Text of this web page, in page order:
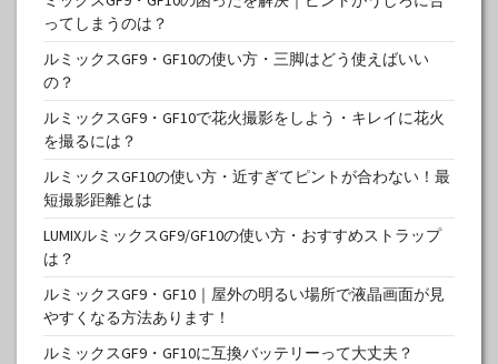
ってしまうのは？
ルミックスGF9・GF10の使い方・三脚はどう使えばいい
の？
ルミックスGF9・GF10で花火撮影をしよう・キレイに花火
を撮るには？
ルミックスGF10の使い方・近すぎてピントが合わない！最
短撮影距離とは
LUMIXルミックスGF9/GF10の使い方・おすすめストラップ
は？
ルミックスGF9・GF10｜屋外の明るい場所で液晶画面が見
やすくなる方法あります！
ルミックスGF9・GF10に互換バッテリーって大丈夫？